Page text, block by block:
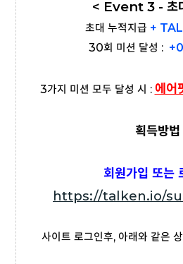
< Event 3 - 초
초대 누적지급 +
30회 미션 달성 :
3가지 미션 모두 달성 시 : 에어
획득방법
회원가입 또는
https://talken.io/
사이트 로그인후, 아래와 같은